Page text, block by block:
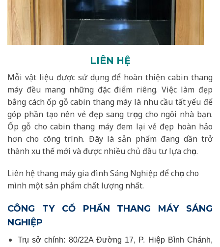
LIÊN HỆ
Mỗi vật liệu được sử dụng để hoàn thiện cabin thang
máy đều mang những đặc điểm riêng. Việc làm đẹp
bằng cách ốp gỗ cabin thang máy là nhu cầu tất yếu để
góp phần tạo nên vẻ đẹp sang trọng cho ngôi nhà bạn.
Ốp gỗ cho cabin thang máy đem lại vẻ đẹp hoàn hảo
hơn cho công trình. Đây là sản phẩm đang dần trở
thành xu thế mới và được nhiều chủ đầu tư lựa chọn.
Liên hệ thang máy gia đình Sáng Nghiệp để chọn cho
mình một sản phẩm chất lượng nhất.
CÔNG TY CỔ PHẦN THANG MÁY SÁNG
NGHIỆP
Trụ sở chính: 80/22A Đường 17, P. Hiệp Bình Chánh,